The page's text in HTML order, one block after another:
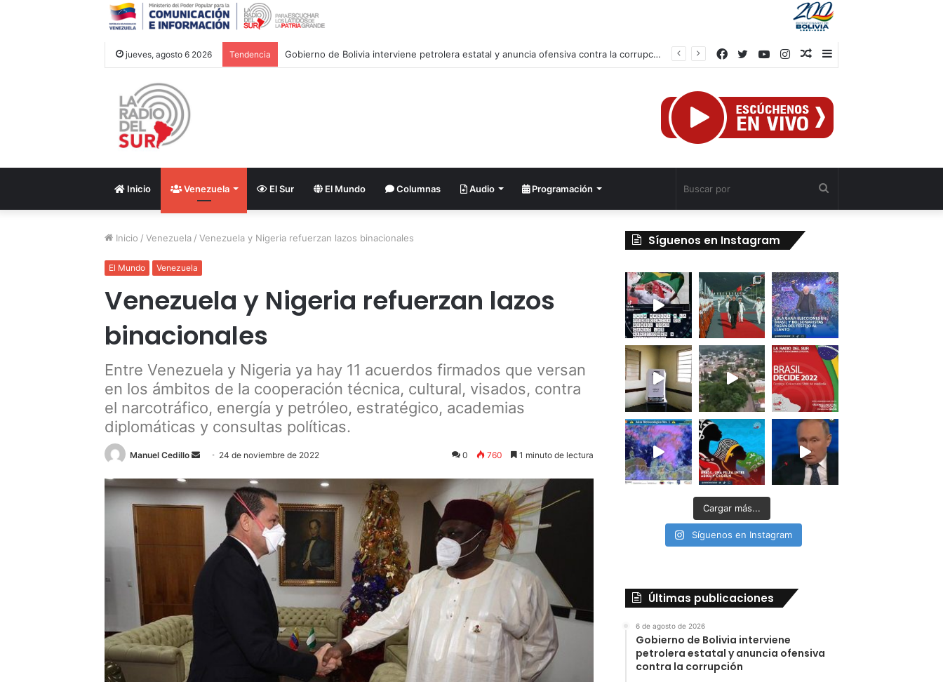
jueves, agosto 6 2026 Tendencia Gobierno de Bolivia interviene petrolera estatal y anuncia ofensiva contra la corrupción
Barra
Publicación
azar
Instagram
YouTube
Twitter
Facebook
Inicio Venezuela El Sur El Mundo Columnas Audio Programación
Inicio / Venezuela / Venezuela y Nigeria refuerzan lazos binacionales
El Mundo Venezuela
Venezuela y Nigeria refuerzan lazos
binacionales
Entre Venezuela y Nigeria ya hay 11 acuerdos firmados que versan
en los ámbitos de la cooperación técnica, cultural, visados, contra
el narcotráfico, energía y petróleo, estratégico, academias
diplomáticas y consultas políticas.
Manuel Cedillo
Send
email
24 de noviembre de 2022 0 760 1 minuto de lectura
Síguenos en Instagram
Cargar más...
Síguenos en Instagram
Últimas publicaciones
6 de agosto de 2026
Gobierno de Bolivia interviene
petrolera estatal y anuncia ofensiva
contra la corrupción